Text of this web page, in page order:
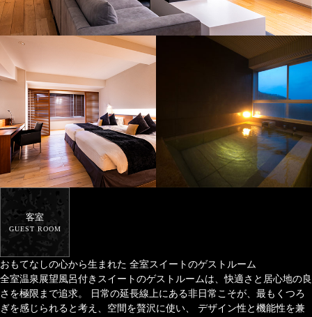
客室
GUEST ROOM
おもてなしの心から生まれた 全室スイートのゲストルーム
全室温泉展望風呂付きスイートのゲストルームは、快適さと居心地の良
さを極限まで追求。
日常の延長線上にある非日常こそが、最もくつろ
ぎを感じられると考え、空間を贅沢に使い、
デザイン性と機能性を兼